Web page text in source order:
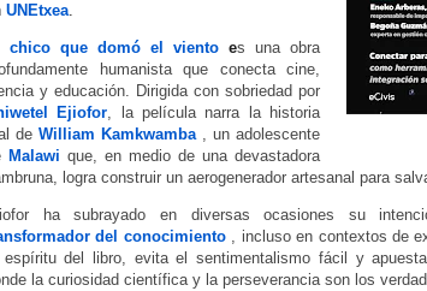
UNEtxea.
chico que domó el viento es una obra
humanista que conecta cine,
y educación. Dirigida con sobriedad por
Ejiofor, la película narra la historia
de William Kamkwamba , un adolescente
Malawi que, en medio de una devastadora
logra construir un aerogenerador artesanal para
ha subrayado en diversas ocasiones su
del conocimiento , incluso en contextos de
del libro, evita el sentimentalismo fácil y
la curiosidad científica y la perseverancia son los